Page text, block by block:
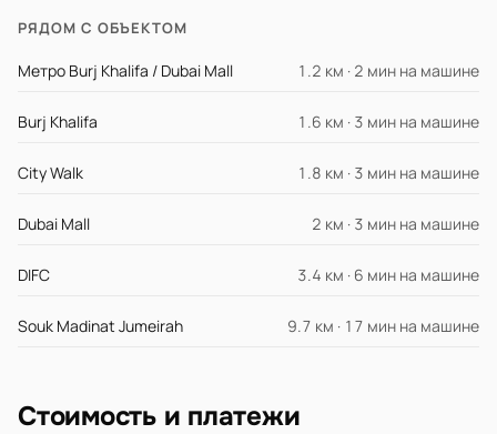
РЯДОМ С ОБЪЕКТОМ
Метро Burj Khalifa / Dubai Mall 1.2 км · 2 мин на машине
Burj Khalifa 1.6 км · 3 мин на машине
City Walk 1.8 км · 3 мин на машине
Dubai Mall 2 км · 3 мин на машине
DIFC 3.4 км · 6 мин на машине
Souk Madinat Jumeirah 9.7 км · 17 мин на машине
Стоимость и платежи